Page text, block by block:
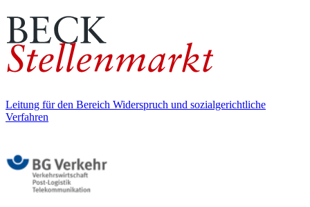
Leitung für den Bereich Widerspruch und sozialgerichtliche
Verfahren